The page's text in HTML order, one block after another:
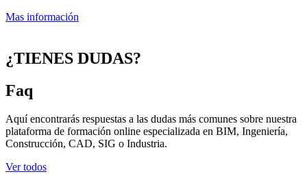
Mas información
¿TIENES DUDAS?
Faq
Aquí encontrarás respuestas a las dudas más comunes sobre nuestra
plataforma de formación online especializada en BIM, Ingeniería,
Construcción, CAD, SIG o Industria.
Ver todos